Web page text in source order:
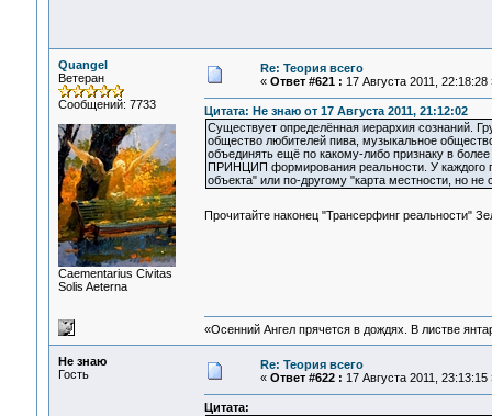
Quangel
Ветеран
Сообщений: 7733
Сaementarius Civitas
Solis Aeterna
Re: Теория всего
« Ответ #621 : 17 Августа 2011, 22:18:28
Цитата: Не знаю от 17 Августа 2011, 21:12:02
Существует определённая иерархия сознаний.
общество любителей пива, музыкальное
объединять ещё по какому-либо признаку в
ПРИНЦИП формирования реальности. У каждого
объекта" или по-другому "карта местности, но не
Прочитайте наконец "Трансерфинг реальности"
«Осенний Ангел прячется в дождях. В листве
Не знаю
Гость
Re: Теория всего
« Ответ #622 : 17 Августа 2011, 23:13:15
Цитата: